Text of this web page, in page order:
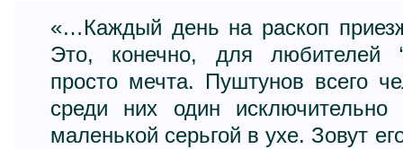
«…Каждый день на раскоп
Это, конечно, для любителей
просто мечта. Пуштунов всего
среди них один исключительно
маленькой серьгой в ухе. Зовут